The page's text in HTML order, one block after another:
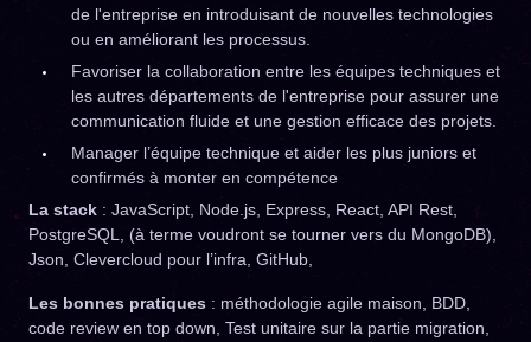
de l'entreprise en introduisant de nouvelles technologies
ou en améliorant les processus.
Favoriser la collaboration entre les équipes techniques et
les autres départements de l'entreprise pour assurer une
communication fluide et une gestion efficace des projets.
Manager l’équipe technique et aider les plus juniors et
confirmés à monter en compétence
La stack : JavaScript, Node.js, Express, React, API Rest,
PostgreSQL, (à terme voudront se tourner vers du MongoDB),
Json, Clevercloud pour l’infra, GitHub,
Les bonnes pratiques : méthodologie agile maison, BDD,
code review en top down, Test unitaire sur la partie migration,